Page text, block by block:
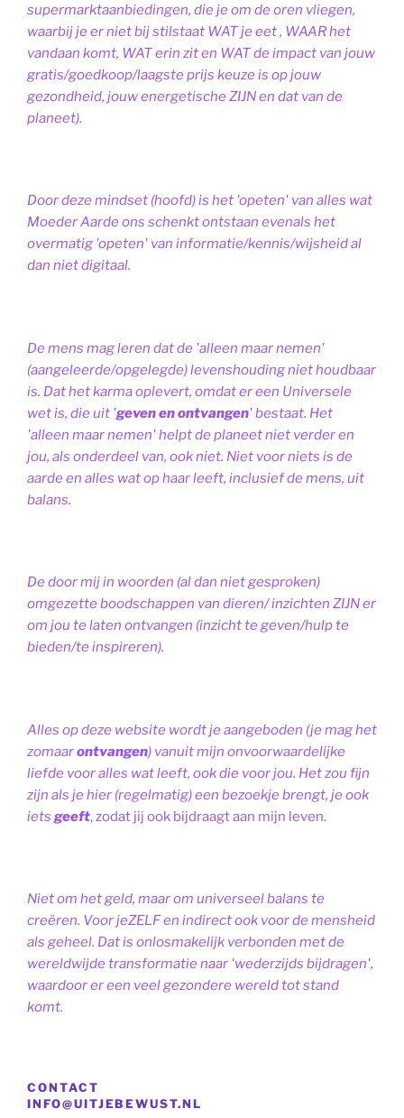
supermarktaanbiedingen, die je om de oren vliegen,
waarbij je er niet bij stilstaat WAT je eet , WAAR het
vandaan komt, WAT erin zit en WAT de impact van jouw
gratis/goedkoop/laagste prijs keuze is op jouw
gezondheid, jouw energetische ZIJN en dat van de
planeet).
Door deze mindset (hoofd) is het 'opeten' van alles wat
Moeder Aarde ons schenkt ontstaan evenals het
overmatig 'opeten' van informatie/kennis/wijsheid al
dan niet digitaal.
De mens mag leren dat de 'alleen maar nemen'
(aangeleerde/opgelegde) levenshouding niet houdbaar
is. Dat het karma oplevert, omdat er een Universele
wet is, die uit 'geven en ontvangen' bestaat. Het
'alleen maar nemen' helpt de planeet niet verder en
jou, als onderdeel van, ook niet. Niet voor niets is de
aarde en alles wat op haar leeft, inclusief de mens, uit
balans.
De door mij in woorden (al dan niet gesproken)
omgezette boodschappen van dieren/ inzichten ZIJN er
om jou te laten ontvangen (inzicht te geven/hulp te
bieden/te inspireren).
Alles op deze website wordt je aangeboden (je mag het
zomaarontvangen) vanuit mijn onvoorwaardelijke
liefde voor alles wat leeft, ook die voor jou. Het zou fijn
zijn als je hier (regelmatig) een bezoekje brengt, je ook
iets geeft, zodat jij ook bijdraagt aan mijn leven.
Niet om het geld, maar om universeel balans te
creëren. Voor jeZELF en indirect ook voor de mensheid
als geheel. Dat is onlosmakelijk verbonden met de
wereldwijde transformatie naar 'wederzijds bijdragen',
waardoor er een veel gezondere wereld tot stand
komt.
CONTACT
INFO@UITJEBEWUST.NL